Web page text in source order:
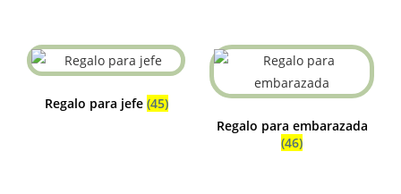
Regalo para jefe (45)
Regalo para embarazada
(46)